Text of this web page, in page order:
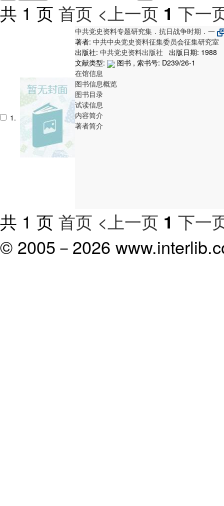
共 1 页 首页 <上一页 1 下一
1.
中共党史资料专题研究集．抗日战争时期．一
著者: 中共中央党史资料征集委员会征集研究室
出版社: 中共党史资料出版社
出版日期: 1988
文献类型:
图书 , 索书号: D239/26-1
在馆信息
图书信息概览
图书目录
试读信息
内容简介
著者简介
共 1 页 首页 <上一页 1 下一
© 2005－ 2026